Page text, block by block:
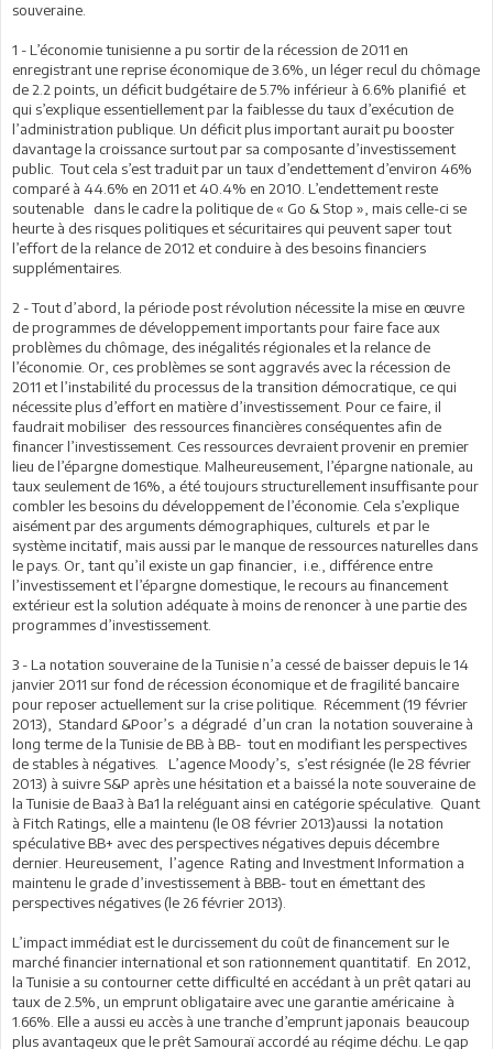
souveraine.
1 - L’économie tunisienne a pu sortir de la récession de 2011 en
enregistrant une reprise économique de 3.6%, un léger recul du chômage
de 2.2 points, un déficit budgétaire de 5.7% inférieur à 6.6% planifié et
qui s’explique essentiellement par la faiblesse du taux d’exécution de
l’administration publique. Un déficit plus important aurait pu booster
davantage la croissance surtout par sa composante d’investissement
public. Tout cela s’est traduit par un taux d’endettement d’environ 46%
comparé à 44.6% en 2011 et 40.4% en 2010. L’endettement reste
soutenable dans le cadre la politique de « Go & Stop », mais celle-ci se
heurte à des risques politiques et sécuritaires qui peuvent saper tout
l’effort de la relance de 2012 et conduire à des besoins financiers
supplémentaires.
2 - Tout d’abord, la période post révolution nécessite la mise en œuvre
de programmes de développement importants pour faire face aux
problèmes du chômage, des inégalités régionales et la relance de
l’économie. Or, ces problèmes se sont aggravés avec la récession de
2011 et l’instabilité du processus de la transition démocratique, ce qui
nécessite plus d’effort en matière d’investissement. Pour ce faire, il
faudrait mobiliser des ressources financières conséquentes afin de
financer l’investissement. Ces ressources devraient provenir en premier
lieu de l’épargne domestique. Malheureusement, l’épargne nationale, au
taux seulement de 16%, a été toujours structurellement insuffisante pour
combler les besoins du développement de l’économie. Cela s’explique
aisément par des arguments démographiques, culturels et par le
système incitatif, mais aussi par le manque de ressources naturelles dans
le pays. Or, tant qu’il existe un gap financier, i.e., différence entre
l’investissement et l’épargne domestique, le recours au financement
extérieur est la solution adéquate à moins de renoncer à une partie des
programmes d’investissement.
3 - La notation souveraine de la Tunisie n’a cessé de baisser depuis le 14
janvier 2011 sur fond de récession économique et de fragilité bancaire
pour reposer actuellement sur la crise politique. Récemment (19 février
2013), Standard &Poor’s a dégradé d’un cran la notation souveraine à
long terme de la Tunisie de BB à BB- tout en modifiant les perspectives
de stables à négatives. L’agence Moody’s, s’est résignée (le 28 février
2013) à suivre S&P après une hésitation et a baissé la note souveraine de
la Tunisie de Baa3 à Ba1 la reléguant ainsi en catégorie spéculative. Quant
à Fitch Ratings, elle a maintenu (le 08 février 2013)aussi la notation
spéculative BB+ avec des perspectives négatives depuis décembre
dernier. Heureusement, l’agence Rating and Investment Information a
maintenu le grade d’investissement à BBB- tout en émettant des
perspectives négatives (le 26 février 2013).
L’impact immédiat est le durcissement du coût de financement sur le
marché financier international et son rationnement quantitatif. En 2012,
la Tunisie a su contourner cette difficulté en accédant à un prêt qatari au
taux de 2.5%, un emprunt obligataire avec une garantie américaine à
1.66%. Elle a aussi eu accès à une tranche d’emprunt japonais beaucoup
plus avantageux que le prêt Samouraï accordé au régime déchu. Le gap